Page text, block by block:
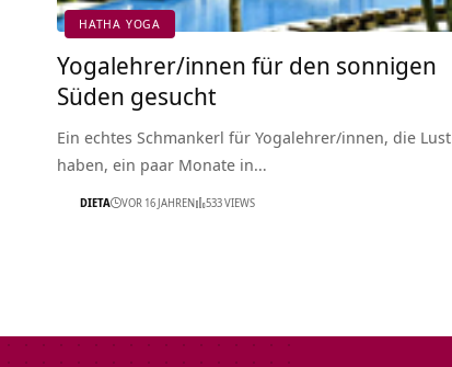
HATHA YOGA
Yogalehrer/innen für den sonnigen
Süden gesucht
Ein echtes Schmankerl für Yogalehrer/innen, die Lust
haben, ein paar Monate in…
DIETA VOR 16 JAHREN 533 VIEWS